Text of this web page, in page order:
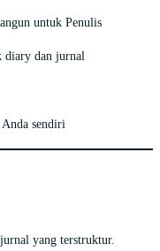
untuk Penulis
diary dan jurnal
sendiri
yang terstruktur.